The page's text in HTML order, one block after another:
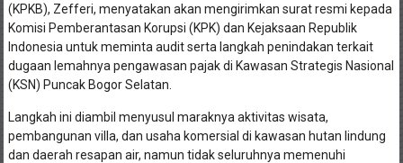
(KPKB), Zefferi, menyatakan akan mengirimkan surat resmi kepada
Komisi Pemberantasan Korupsi (KPK) dan Kejaksaan Republik
Indonesia untuk meminta audit serta langkah penindakan terkait
dugaan lemahnya pengawasan pajak di Kawasan Strategis Nasional
(KSN) Puncak Bogor Selatan.
Langkah ini diambil menyusul maraknya aktivitas wisata,
pembangunan villa, dan usaha komersial di kawasan hutan lindung
dan daerah resapan air, namun tidak seluruhnya memenuhi